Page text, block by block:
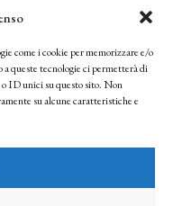
come i cookie per memorizzare e/o
queste tecnologie ci permetterà di
ID unici su questo sito. Non
su alcune caratteristiche e
saranno trattate
Matteucci